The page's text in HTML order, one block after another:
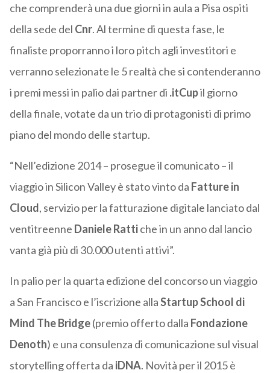
che comprenderà una due giorni in aula a Pisa ospiti
della sede del Cnr. Al termine di questa fase, le
finaliste proporranno i loro pitch agli investitori e
verranno selezionate le 5 realtà che si contenderanno
i premi messi in palio dai partner di .itCupil giorno
della finale, votate da un trio di protagonisti di primo
piano del mondo delle startup.
“Nell’edizione 2014 – prosegue il comunicato – il
viaggio in Silicon Valley è stato vinto da Fatture in
Cloud, servizio per la fatturazione digitale lanciato dal
ventitreenne Daniele Rattiche in un anno dal lancio
vanta già più di 30.000 utenti attivi”.
In palio per la quarta edizione del concorsoun viaggio
a San Francisco e l’iscrizione allaStartup School di
Mind The Bridge(premio offerto dalla Fondazione
Denoth) e una consulenza di comunicazione sul visual
storytelling offerta da iDNA. Novità per il 2015 è